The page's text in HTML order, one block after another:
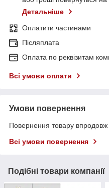
Детальніше
Оплатити частинами
Післяплата
Оплата по реквізитам
Всі умови оплати
Умови повернення
Повернення товару впродовж
Всі умови повернення
Подібні товари компанії